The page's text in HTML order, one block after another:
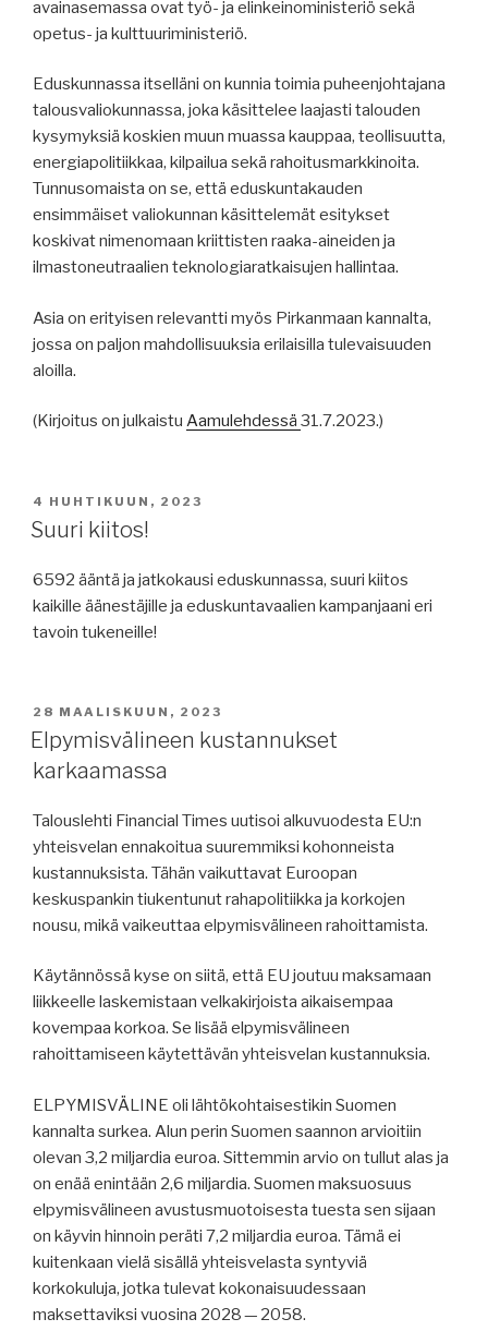
avainasemassa ovat työ- ja elinkeinoministeriö sekä
opetus- ja kulttuuriministeriö.
Eduskunnassa itselläni on kunnia toimia puheenjohtajana
talousvaliokunnassa, joka käsittelee laajasti talouden
kysymyksiä koskien muun muassa kauppaa, teollisuutta,
energiapolitiikkaa, kilpailua sekä rahoitusmarkkinoita.
Tunnusomaista on se, että eduskuntakauden
ensimmäiset valiokunnan käsittelemät esitykset
koskivat nimenomaan kriittisten raaka-aineiden ja
ilmastoneutraalien teknologiaratkaisujen hallintaa.
Asia on erityisen relevantti myös Pirkanmaan kannalta,
jossa on paljon mahdollisuuksia erilaisilla tulevaisuuden
aloilla.
(Kirjoitus on julkaistu Aamulehdessä 31.7.2023.)
JULKAISTU
4 HUHTIKUUN, 2023
Suuri kiitos!
6592 ääntä ja jatkokausi eduskunnassa, suuri kiitos
kaikille äänestäjille ja eduskuntavaalien kampanjaani eri
tavoin tukeneille!
JULKAISTU
28 MAALISKUUN, 2023
Elpymisvälineen kustannukset
karkaamassa
Talouslehti Financial Times uutisoi alkuvuodesta EU:n
yhteisvelan ennakoitua suuremmiksi kohonneista
kustannuksista. Tähän vaikuttavat Euroopan
keskuspankin tiukentunut rahapolitiikka ja korkojen
nousu, mikä vaikeuttaa elpymisvälineen rahoittamista.
Käytännössä kyse on siitä, että EU joutuu maksamaan
liikkeelle laskemistaan velkakirjoista aikaisempaa
kovempaa korkoa. Se lisää elpymisvälineen
rahoittamiseen käytettävän yhteisvelan kustannuksia.
ELPYMISVÄLINE oli lähtökohtaisestikin Suomen
kannalta surkea. Alun perin Suomen saannon arvioitiin
olevan 3,2 miljardia euroa. Sittemmin arvio on tullut alas ja
on enää enintään 2,6 miljardia. Suomen maksuosuus
elpymisvälineen avustusmuotoisesta tuesta sen sijaan
on käyvin hinnoin peräti 7,2 miljardia euroa. Tämä ei
kuitenkaan vielä sisällä yhteisvelasta syntyviä
korkokuluja, jotka tulevat kokonaisuudessaan
maksettaviksi vuosina 2028 — 2058.